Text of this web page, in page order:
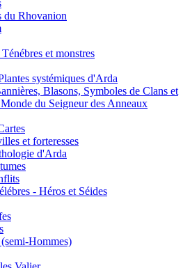
du Rhovanion
Ténébres et monstres
systémiques d'Arda
Blasons, Symboles de Clans et
du Seigneur des Anneaux
et forteresses
d'Arda
- Héros et Séides
Hommes)